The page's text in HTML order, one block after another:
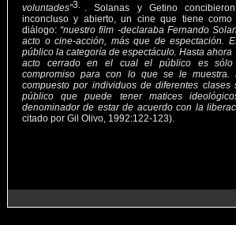
voluntades”
. Solanas y Getino
inconcluso y abierto, un cine que tiene
diálogo: “nuestro film -declaraba Fernando
acto o cine-acción, más que de espectación.
público la categoría de espectáculo. Hasta
acto cerrado en el cual el público es sólo
compromiso para con lo que se le muestra.
compuesto por individuos de diferentes clases
público que puede tener matices
denominador de estar de acuerdo con la
citado por Gil Olivo, 1992:122-123).